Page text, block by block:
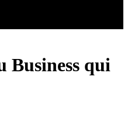
Business qui